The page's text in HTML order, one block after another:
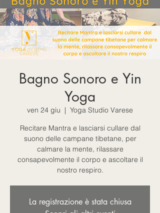
Bagno Sonoro e Yin
Yoga
ven 24 giu
  |
Yoga Studio Varese
Recitare Mantra e lasciarsi cullare dal
suono delle campane tibetane, per
calmare la mente, rilassare
consapevolmente il corpo e ascoltare il
nostro respiro.
La registrazione è stata chiusa